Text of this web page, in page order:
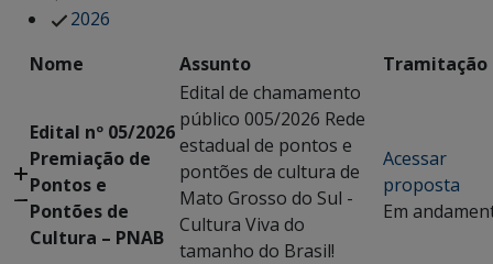
2026
Nome
Assunto Tramitação
Edital nº 05/2026
Premiação de
Pontos e
Pontões de
Cultura – PNAB
Edital de chamamento
público 005/2026 Rede
estadual de pontos e
pontões de cultura de
Mato Grosso do Sul -
Cultura Viva do
tamanho do Brasil!
Acessar
proposta
Em